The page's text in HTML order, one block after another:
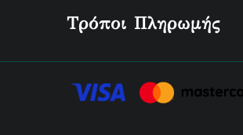
Τρόποι Πληρωμής